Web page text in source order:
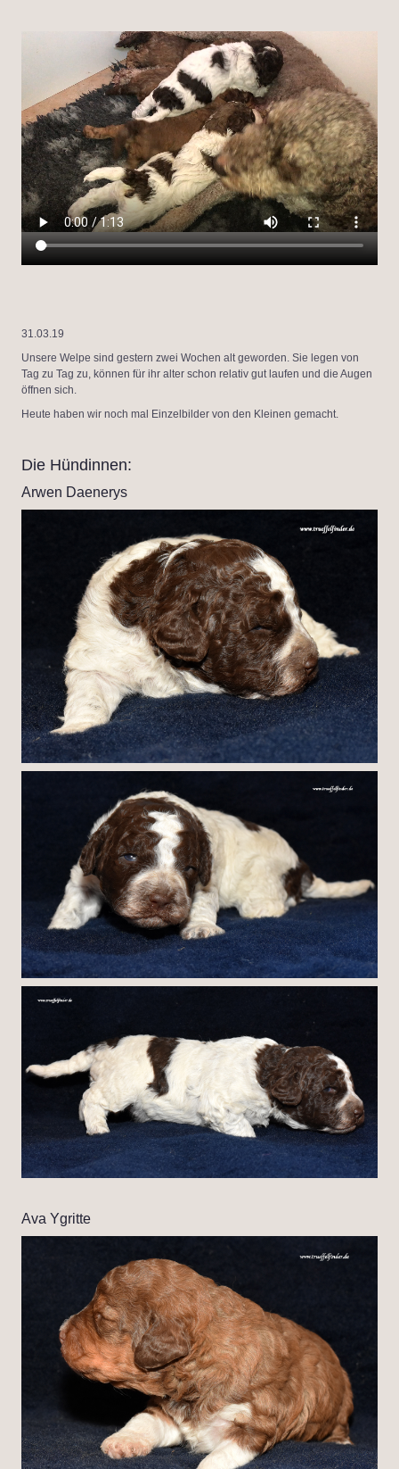
31.03.19
Unsere Welpe sind gestern zwei Wochen alt geworden. Sie legen von
Tag zu Tag zu, können für ihr alter schon relativ gut laufen und die Augen
öffnen sich.
Heute haben wir noch mal Einzelbilder von den Kleinen gemacht.
Die Hündinnen:
Arwen Daenerys
Ava Ygritte